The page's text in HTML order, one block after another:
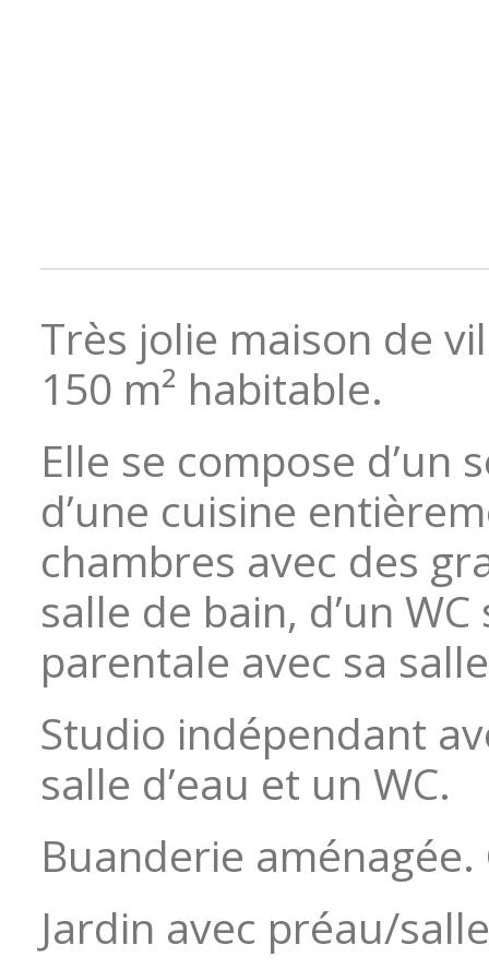
Très jolie maison de
150 m² habitable.
Elle se compose
d’une cuisine
chambres avec des
salle de bain, d’un
parentale avec sa
Studio indépendant
salle d’eau et un WC.
Buanderie aménagée.
Jardin avec préau/